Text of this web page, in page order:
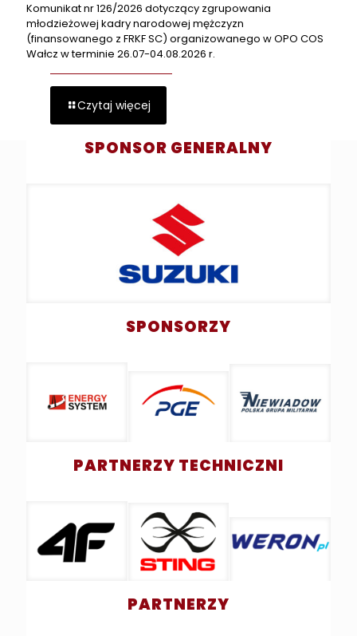
Komunikat nr 126/2026 dotyczący zgrupowania
młodzieżowej kadry narodowej mężczyzn
(finansowanego z FRKF SC) organizowanego w OPO COS
Wałcz w terminie 26.07-04.08.2026 r.
Czytaj więcej
SPONSOR GENERALNY
SPONSORZY
PARTNERZY TECHNICZNI
PARTNERZY